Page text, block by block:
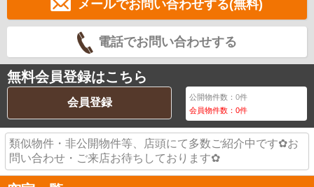
メールでお問い合わせする(無料)
電話でお問い合わせする
無料会員登録はこちら
会員登録 公開物件数：0件
会員物件数：0件
類似物件・非公開物件等、店頭にて多数ご紹介中です✿お
問い合わせ・ご来店お待ちしております✿